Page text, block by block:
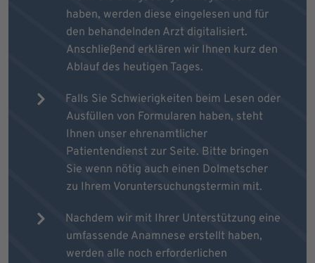
haben, werden diese eingelesen und für
den behandelnden Arzt digitalisiert.
Anschließend erklären wir Ihnen kurz den
Ablauf des heutigen Tages.
Falls Sie Schwierigkeiten beim Lesen oder
Ausfüllen von Formularen haben, steht
Ihnen unser ehrenamtlicher
Patientendienst zur Seite. Bitte bringen
Sie wenn nötig auch einen Dolmetscher
zu Ihrem Voruntersuchungstermin mit.
Nachdem wir mit Ihrer Unterstützung eine
umfassende Anamnese erstellt haben,
werden alle noch erforderlichen